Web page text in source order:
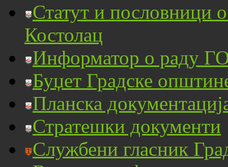
Статут и пословници
Костолац
Информатор о раду
Буџет Градске
Планска
Стратешки документи
Службени гласник